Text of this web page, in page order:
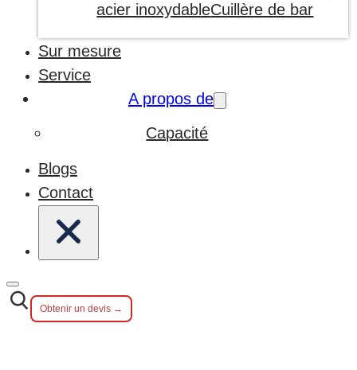
acier inoxydableCuillère de bar
Sur mesure
Service
A propos de
Capacité
Blogs
Contact
Obtenir un devis →